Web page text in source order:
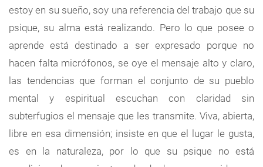
estoy en su sueño, soy una referencia del trabajo que su
psique, su alma está realizando. Pero lo que posee o
aprende está destinado a ser expresado porque no
hacen falta micrófonos, se oye el mensaje alto y claro,
las tendencias que forman el conjunto de su pueblo
mental y espiritual escuchan con claridad sin
subterfugios el mensaje que les transmite. Viva, abierta,
libre en esa dimensión; insiste en que el lugar le gusta,
es en la naturaleza, por lo que su psique no está